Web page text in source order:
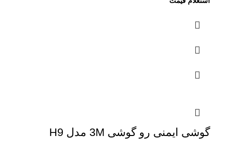
گوشی ایمنی رو گوشی 3M مدل H9